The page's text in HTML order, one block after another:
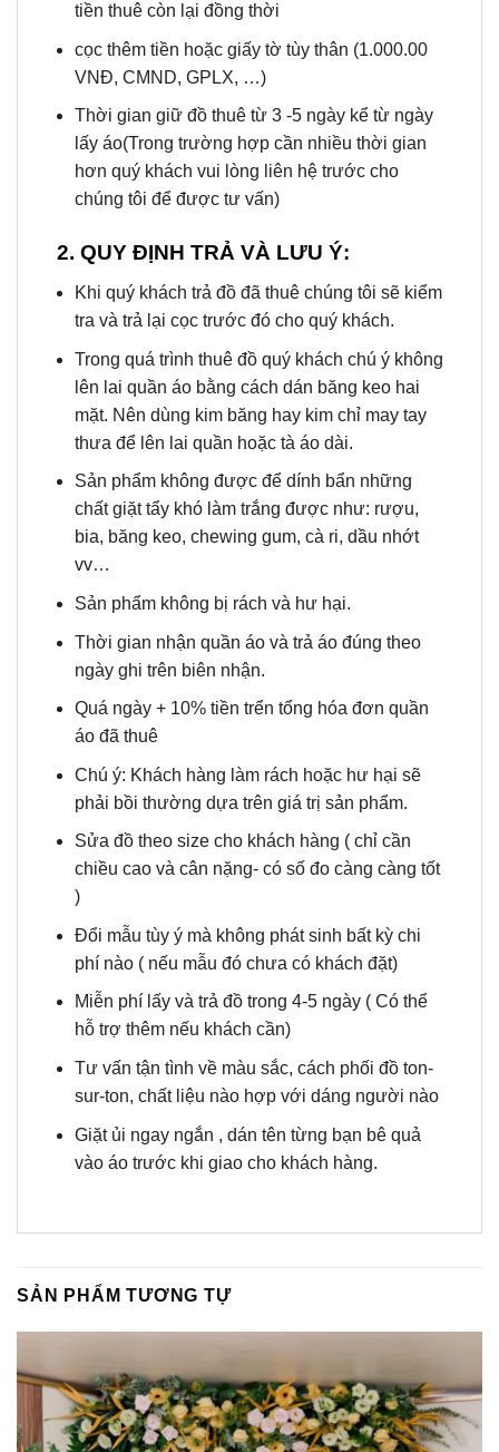
tiền thuê còn lại đồng thời
cọc thêm tiền hoặc giấy tờ tùy thân (1.000.00
VNĐ, CMND, GPLX, …)
Thời gian giữ đồ thuê từ 3 -5 ngày kể từ ngày
lấy áo(Trong trường hợp cần nhiều thời gian
hơn quý khách vui lòng liên hệ trước cho
chúng tôi để được tư vấn)
2. QUY ĐỊNH TRẢ VÀ LƯU Ý:
Khi quý khách trả đồ đã thuê chúng tôi sẽ kiểm
tra và trả lại cọc trước đó cho quý khách.
Trong quá trình thuê đồ quý khách chú ý không
lên lai quần áo bằng cách dán băng keo hai
mặt. Nên dùng kim băng hay kim chỉ may tay
thưa để lên lai quần hoặc tà áo dài.
Sản phẩm không được để dính bẩn những
chất giặt tẩy khó làm trắng được như: rượu,
bia, băng keo, chewing gum, cà ri, dầu nhớt
vv…
Sản phẩm không bị rách và hư hại.
Thời gian nhận quần áo và trả áo đúng theo
ngày ghi trên biên nhận.
Quá ngày + 10% tiền trển tổng hóa đơn quần
áo đã thuê
Chú ý: Khách hàng làm rách hoặc hư hại sẽ
phải bồi thường dựa trên giá trị sản phẩm.
Sửa đồ theo size cho khách hàng ( chỉ cần
chiều cao và cân nặng- có số đo càng càng tốt
)
Đổi mẫu tùy ý mà không phát sinh bất kỳ chi
phí nào ( nếu mẫu đó chưa có khách đặt)
Miễn phí lấy và trả đồ trong 4-5 ngày ( Có thể
hỗ trợ thêm nếu khách cần)
Tư vấn tận tình về màu sắc, cách phối đồ ton-
sur-ton, chất liệu nào hợp với dáng người nào
Giặt ủi ngay ngắn , dán tên từng bạn bê quả
vào áo trước khi giao cho khách hàng.
SẢN PHẨM TƯƠNG TỰ